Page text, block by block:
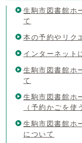
生駒市図書館ホ
て
本の予約やリク
インターネット
生駒市図書館ホ
て
生駒市図書館ホ
（予約かごを使
生駒市図書館ホ
について